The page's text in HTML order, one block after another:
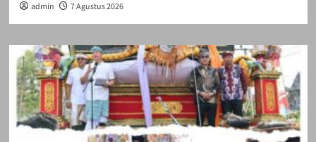
admin 7 Agustus 2026